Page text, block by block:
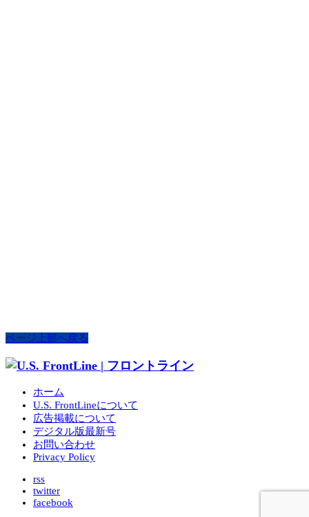
ページ上部へ戻る
ホーム
U.S. FrontLineについて
広告掲載について
デジタル版最新号
お問い合わせ
Privacy Policy
rss
twitter
facebook